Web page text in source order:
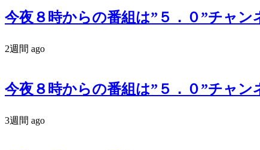
今夜８時からの番組は”５．０”チャン
2週間 ago
今夜８時からの番組は”５．０”チャン
3週間 ago